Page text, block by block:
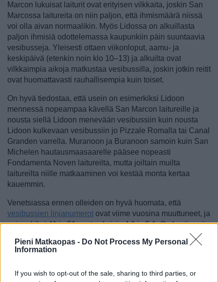
Pieni Matkaopas - Do Not Process My Personal
Information
If you wish to opt-out of the sale, sharing to third parties, or
Marcon lukuisat laiturit ovat erityisen vilkkaita, joskin San
Marcossa laitureita on niin paljon, että ihmismäärä niissä
voi olla aivan normaalikin. Myös Lidossa on alkuillasta
paljon ihmisiä odottelemassa kaupunkiin päin suuntaavia
vesibusseja. Yleisesti ottaen viikonloput, aamu- ja
keskipäivä (etenkin noin klo 10–13) ja alkuilta ovat
vilkkaimpia aikoja matkustaa vesibussilla, joskin jotkin reitit
ovat huomattavasti rauhallisempia kuin toiset.
On hyvä tiedostaa, että usein on esimerkiksi Lidoon
mennessä nopeampaa kävellä San Marcon laitureille ja
nousta siellä Lidoon menevään vesibussiin kuin nousta
Lidoon kulkevaan vesibussiin jo Pizzale Romalla tai Canal
Granden varrella. Muranoon ja Buranoon samoin kuin San
Michelen hautausmaasaarelle pääsee nopeasti
Fondamenta Noven laitureilta, mutta joiltain muilta
laitureilta niille matkaaminen voi kestää monta kertaa
kauemmin.
Venetsiassa ennen olleiden on hyvä huomata, että
vesibussien linjanumerot ovat viime vuosina muuttuneet, ja
esimerkiksi 41 ja 51 ovat nykyisin 4.1 ja 5.1. On hyvä myös
pyörätuolilla, ja takuuvarmasti tällaisia ovat Canal Grandea